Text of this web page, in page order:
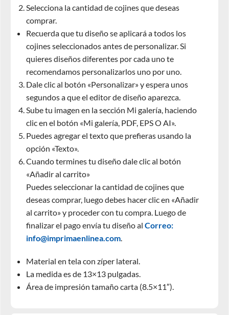
Selecciona la cantidad de cojines que deseas
comprar.
Recuerda que tu diseño se aplicará a todos los
cojines seleccionados antes de personalizar. Si
quieres diseños diferentes por cada uno te
recomendamos personalizarlos uno por uno.
Dale clic al botón «Personalizar» y espera unos
segundos a que el editor de diseño aparezca.
Sube tu imagen en la sección Mi galería, haciendo
clic en el botón «Mi galería, PDF, EPS O AI».
Puedes agregar el texto que prefieras usando la
opción «Texto».
Cuando termines tu diseño dale clic al botón
«Añadir al carrito»
Puedes seleccionar la cantidad de cojines que
deseas comprar, luego debes hacer clic en «Añadir
al carrito» y proceder con tu compra. Luego de
finalizar el pago envía tu diseño al Correo:
info@imprimaenlinea.com
Material en tela con zíper lateral.
La medida es de 13×13 pulgadas.
Área de impresión tamaño carta (8.5×11″).